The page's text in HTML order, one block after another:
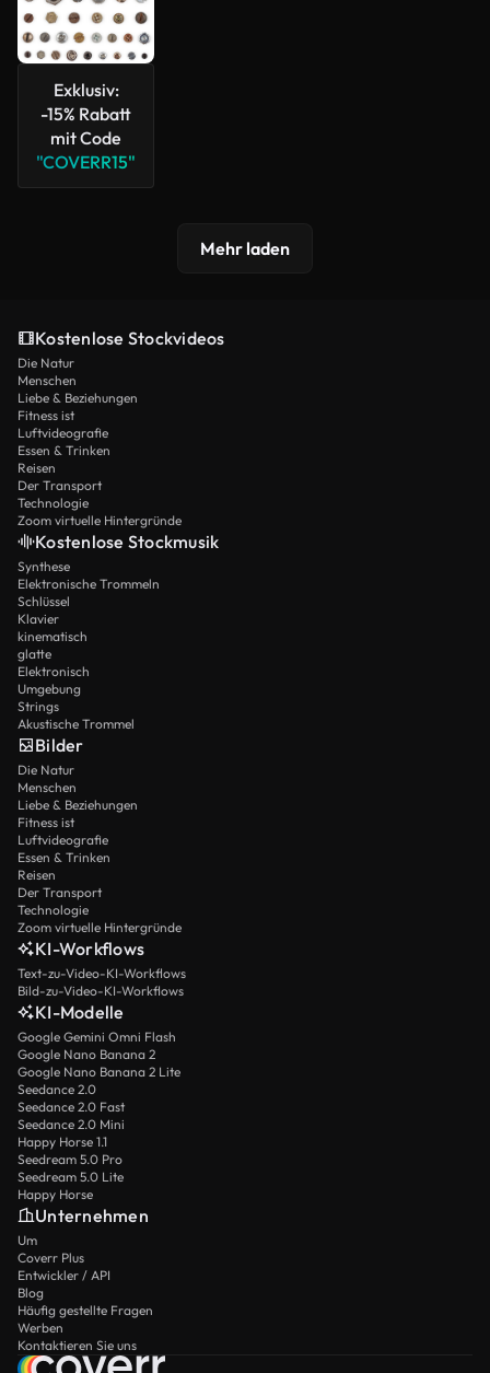
Exklusiv:
-15% Rabatt
mit Code
"COVERR15"
Mehr laden
Kostenlose Stockvideos
Die Natur
Menschen
Liebe & Beziehungen
Fitness ist
Luftvideografie
Essen & Trinken
Reisen
Der Transport
Technologie
Zoom virtuelle Hintergründe
Kostenlose Stockmusik
Synthese
Elektronische Trommeln
Schlüssel
Klavier
kinematisch
glatte
Elektronisch
Umgebung
Strings
Akustische Trommel
Bilder
Die Natur
Menschen
Liebe & Beziehungen
Fitness ist
Luftvideografie
Essen & Trinken
Reisen
Der Transport
Technologie
Zoom virtuelle Hintergründe
KI-Workflows
Text-zu-Video-KI-Workflows
Bild-zu-Video-KI-Workflows
KI-Modelle
Google Gemini Omni Flash
Google Nano Banana 2
Google Nano Banana 2 Lite
Seedance 2.0
Seedance 2.0 Fast
Seedance 2.0 Mini
Happy Horse 1.1
Seedream 5.0 Pro
Seedream 5.0 Lite
Happy Horse
Unternehmen
Um
Coverr Plus
Entwickler / API
Blog
Häufig gestellte Fragen
Werben
Kontaktieren Sie uns